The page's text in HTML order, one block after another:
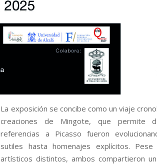
La exposición se concibe como un viaje
creaciones de Mingote, que permite
referencias a Picasso fueron
sutiles hasta homenajes explícitos.
artísticos distintos, ambos compartieron